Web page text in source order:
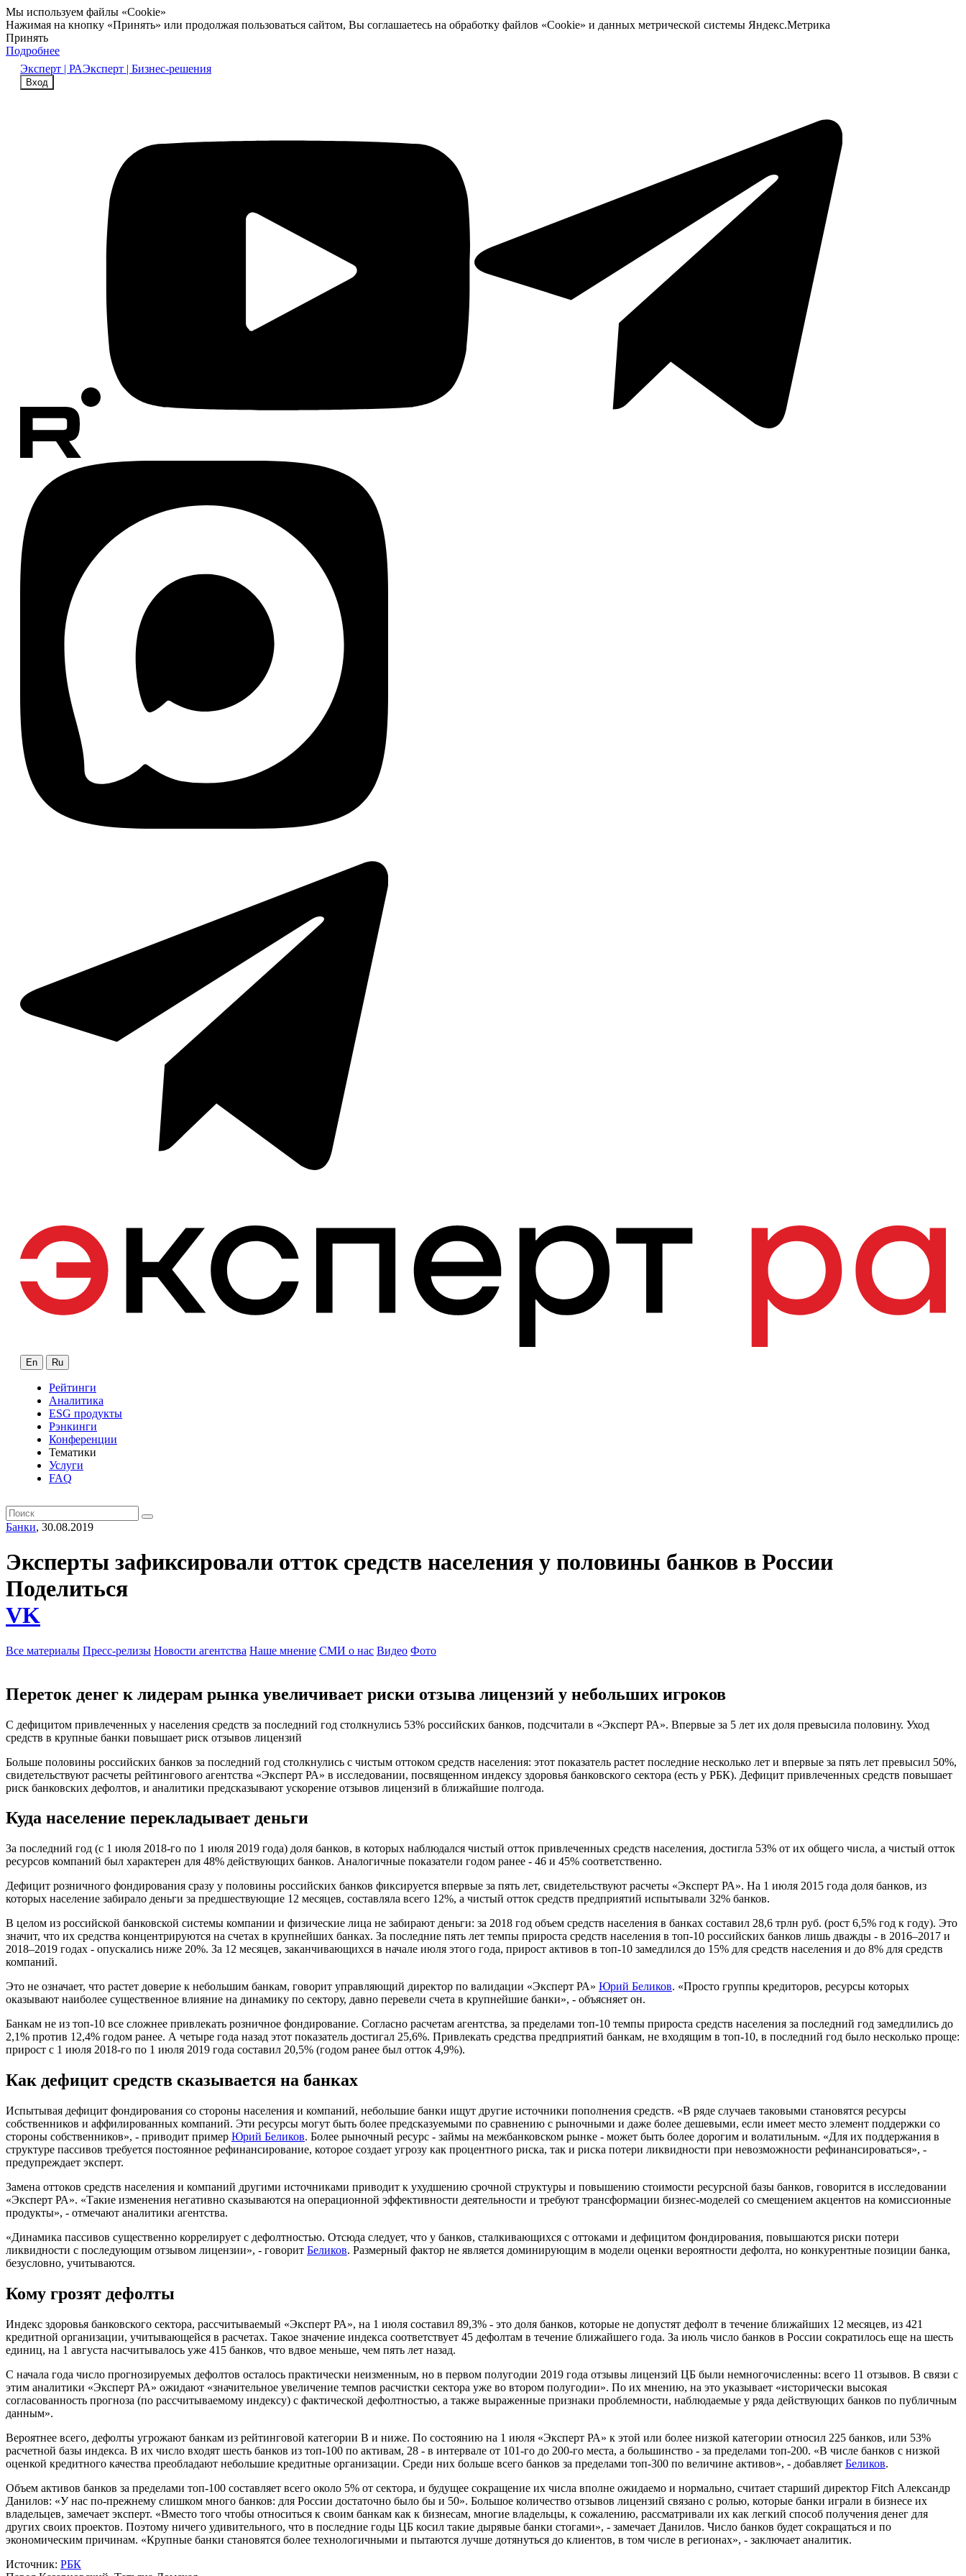
Мы используем файлы «Cookie»
Нажимая на кнопку «Принять» или продолжая пользоваться сайтом, Вы соглашаетесь на обработку файлов «Cookie» и данных метрической системы Яндекс.Метрика
Принять
Подробнее
Эксперт | РАЭксперт | Бизнес-решения
Вход
En Ru
Рейтинги
Аналитика
ESG продукты
Рэнкинги
Конференции
Тематики
Услуги
FAQ
Банки, 30.08.2019
Эксперты зафиксировали отток средств населения у половины банков в России
Поделиться
VK
Все материалы Пресс-релизы Новости агентства Наше мнение СМИ о нас Видео Фото
Переток денег к лидерам рынка увеличивает риски отзыва лицензий у небольших игроков
С дефицитом привлеченных у населения средств за последний год столкнулись 53% российских банков, подсчитали в «Эксперт РА». Впервые за 5 лет их доля превысила половину. Уход
средств в крупные банки повышает риск отзывов лицензий
Больше половины российских банков за последний год столкнулись с чистым оттоком средств населения: этот показатель растет последние несколько лет и впервые за пять лет превысил 50%,
свидетельствуют расчеты рейтингового агентства «Эксперт РА» в исследовании, посвященном индексу здоровья банковского сектора (есть у РБК). Дефицит привлеченных средств повышает
риск банковских дефолтов, и аналитики предсказывают ускорение отзывов лицензий в ближайшие полгода.
Куда население перекладывает деньги
За последний год (с 1 июля 2018-го по 1 июля 2019 года) доля банков, в которых наблюдался чистый отток привлеченных средств населения, достигла 53% от их общего числа, а чистый отток
ресурсов компаний был характерен для 48% действующих банков. Аналогичные показатели годом ранее - 46 и 45% соответственно.
Дефицит розничного фондирования сразу у половины российских банков фиксируется впервые за пять лет, свидетельствуют расчеты «Эксперт РА». На 1 июля 2015 года доля банков, из
которых население забирало деньги за предшествующие 12 месяцев, составляла всего 12%, а чистый отток средств предприятий испытывали 32% банков.
В целом из российской банковской системы компании и физические лица не забирают деньги: за 2018 год объем средств населения в банках составил 28,6 трлн руб. (рост 6,5% год к году). Это
значит, что их средства концентрируются на счетах в крупнейших банках. За последние пять лет темпы прироста средств населения в топ-10 российских банков лишь дважды - в 2016–2017 и
2018–2019 годах - опускались ниже 20%. За 12 месяцев, заканчивающихся в начале июля этого года, прирост активов в топ-10 замедлился до 15% для средств населения и до 8% для средств
компаний.
Это не означает, что растет доверие к небольшим банкам, говорит управляющий директор по валидации «Эксперт РА» Юрий Беликов. «Просто группы кредиторов, ресурсы которых
оказывают наиболее существенное влияние на динамику по сектору, давно перевели счета в крупнейшие банки», - объясняет он.
Банкам не из топ-10 все сложнее привлекать розничное фондирование. Согласно расчетам агентства, за пределами топ-10 темпы прироста средств населения за последний год замедлились до
2,1% против 12,4% годом ранее. А четыре года назад этот показатель достигал 25,6%. Привлекать средства предприятий банкам, не входящим в топ-10, в последний год было несколько проще:
прирост с 1 июля 2018-го по 1 июля 2019 года составил 20,5% (годом ранее был отток 4,9%).
Как дефицит средств сказывается на банках
Испытывая дефицит фондирования со стороны населения и компаний, небольшие банки ищут другие источники пополнения средств. «В ряде случаев таковыми становятся ресурсы
собственников и аффилированных компаний. Эти ресурсы могут быть более предсказуемыми по сравнению с рыночными и даже более дешевыми, если имеет место элемент поддержки со
стороны собственников», - приводит пример Юрий Беликов. Более рыночный ресурс - займы на межбанковском рынке - может быть более дорогим и волатильным. «Для их поддержания в
структуре пассивов требуется постоянное рефинансирование, которое создает угрозу как процентного риска, так и риска потери ликвидности при невозможности рефинансироваться», -
предупреждает эксперт.
Замена оттоков средств населения и компаний другими источниками приводит к ухудшению срочной структуры и повышению стоимости ресурсной базы банков, говорится в исследовании
«Эксперт РА». «Такие изменения негативно сказываются на операционной эффективности деятельности и требуют трансформации бизнес-моделей со смещением акцентов на комиссионные
продукты», - отмечают аналитики агентства.
«Динамика пассивов существенно коррелирует с дефолтностью. Отсюда следует, что у банков, сталкивающихся с оттоками и дефицитом фондирования, повышаются риски потери
ликвидности с последующим отзывом лицензии», - говорит Беликов. Размерный фактор не является доминирующим в модели оценки вероятности дефолта, но конкурентные позиции банка,
безусловно, учитываются.
Кому грозят дефолты
Индекс здоровья банковского сектора, рассчитываемый «Эксперт РА», на 1 июля составил 89,3% - это доля банков, которые не допустят дефолт в течение ближайших 12 месяцев, из 421
кредитной организации, учитывающейся в расчетах. Такое значение индекса соответствует 45 дефолтам в течение ближайшего года. За июль число банков в России сократилось еще на шесть
единиц, на 1 августа насчитывалось уже 415 банков, что вдвое меньше, чем пять лет назад.
С начала года число прогнозируемых дефолтов осталось практически неизменным, но в первом полугодии 2019 года отзывы лицензий ЦБ были немногочисленны: всего 11 отзывов. В связи с
этим аналитики «Эксперт РА» ожидают «значительное увеличение темпов расчистки сектора уже во втором полугодии». По их мнению, на это указывает «исторически высокая
согласованность прогноза (по рассчитываемому индексу) с фактической дефолтностью, а также выраженные признаки проблемности, наблюдаемые у ряда действующих банков по публичным
данным».
Вероятнее всего, дефолты угрожают банкам из рейтинговой категории B и ниже. По состоянию на 1 июля «Эксперт РА» к этой или более низкой категории относил 225 банков, или 53%
расчетной базы индекса. В их число входят шесть банков из топ-100 по активам, 28 - в интервале от 101-го до 200-го места, а большинство - за пределами топ-200. «В числе банков с низкой
оценкой кредитного качества преобладают небольшие кредитные организации. Среди них больше всего банков за пределами топ-300 по величине активов», - добавляет Беликов.
Объем активов банков за пределами топ-100 составляет всего около 5% от сектора, и будущее сокращение их числа вполне ожидаемо и нормально, считает старший директор Fitch Александр
Данилов: «У нас по-прежнему слишком много банков: для России достаточно было бы и 50». Большое количество отзывов лицензий связано с ролью, которые банки играли в бизнесе их
владельцев, замечает эксперт. «Вместо того чтобы относиться к своим банкам как к бизнесам, многие владельцы, к сожалению, рассматривали их как легкий способ получения денег для
других своих проектов. Поэтому ничего удивительного, что в последние годы ЦБ косил такие дырявые банки стогами», - замечает Данилов. Число банков будет сокращаться и по
экономическим причинам. «Крупные банки становятся более технологичными и пытаются лучше дотянуться до клиентов, в том числе в регионах», - заключает аналитик.
Источник: РБК